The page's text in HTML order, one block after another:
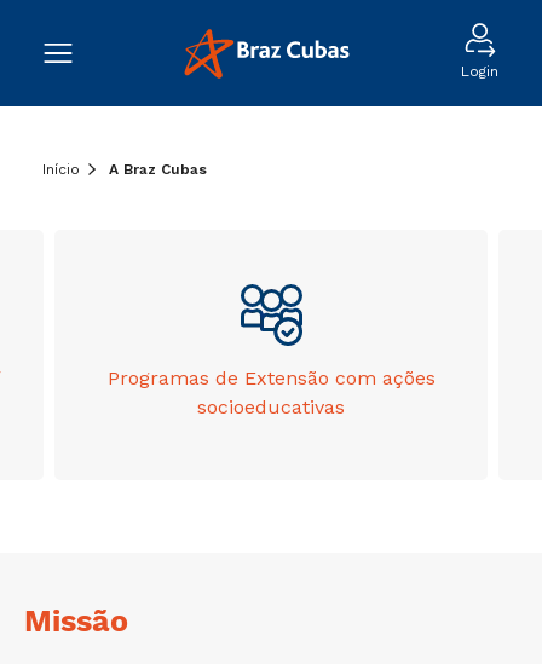
Login
Início A Braz Cubas
Programas de Extensão com ações
socioeducativas
Missão